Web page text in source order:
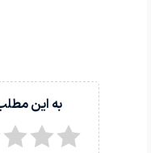
به این